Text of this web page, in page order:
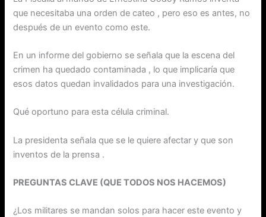
que necesitaba una orden de cateo , pero eso es antes, no
después de un evento como este.
En un informe del gobierno se señala que la escena del
crimen ha quedado contaminada , lo que implicaría que
esos datos quedan invalidados para una investigación.
Qué oportuno para esta célula criminal.
La presidenta señala que se le quiere afectar y que son
inventos de la prensa .
PREGUNTAS CLAVE (QUE TODOS NOS HACEMOS)
¿Los militares se mandan solos para hacer este evento y